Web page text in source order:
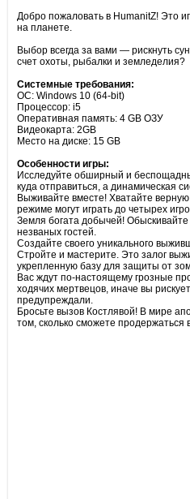
Добро пожаловать в HumanitZ! Это
на планете.
Выбор всегда за вами — рискнуть
счет охоты, рыбалки и земледелия?
Системные требования:
ОС: Windows 10 (64-bit)
Процессор: i5
Оперативная память: 4 GB ОЗУ
Видеокарта: 2GB
Место на диске: 15 GB
Особенности игры:
Исследуйте обширный и
куда отправиться, а динамическая
Выживайте вместе! Хватайте
режиме могут играть до четырех
Земля богата добычей!
незваных гостей.
Создайте своего уникального
Стройте и мастерите. Это залог
укрепленную базу для защиты от
Вас ждут по-настоящему грозные
ходячих мертвецов, иначе вы
предупреждали.
Бросьте вызов Костлявой! В мире
том, сколько сможете продержаться